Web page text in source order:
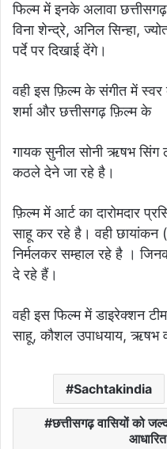
फिल्म में इनके अलावा
विना शेन्द्रे, अनिल सिन्हा,
पर्दे पर दिखाई देंगे।
वही इस फ़िल्म के संगीत में स्वर
शर्मा और छत्तीसगढ़ फ़िल्म के
गायक सुनील सोनी ऋषभ
कठले देने जा रहे है।
फ़िल्म में आर्ट का दारोमदार
साहू कर रहे है। वही छायांकन
निर्मलकर सम्हाल रहे है ।
दे रहे हैं।
वही इस फिल्म में डाइरेक्शन
साहू, कौशल उपाधयाय, ऋषभ
Sachtakindia
छत्तीसगढ़ वासियों को